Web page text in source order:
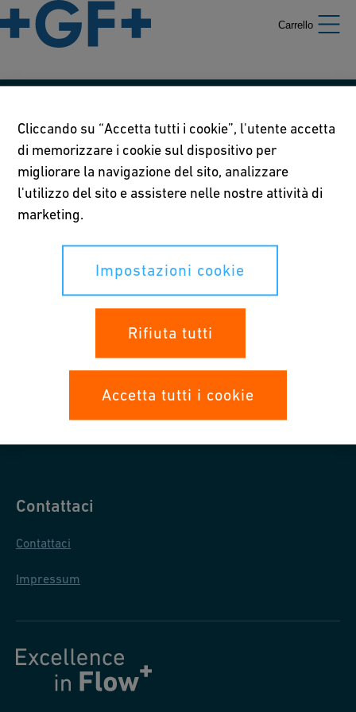
Carrello
Termini di utilizzo
Informativa sulla privacy
Impostazioni cookie
I tuoi diritti
Condizioni generali di acquisto
Contattaci
Contattaci
Impressum
Cliccando su “Accetta tutti i cookie”, l'utente accetta
di memorizzare i cookie sul dispositivo per
migliorare la navigazione del sito, analizzare
l'utilizzo del sito e assistere nelle nostre attività di
marketing.
Impostazioni cookie
Rifiuta tutti
Accetta tutti i cookie